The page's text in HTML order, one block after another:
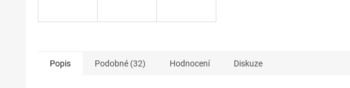
Popis Podobné (32) Hodnocení Diskuze